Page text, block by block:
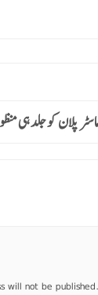
پلان کو جلد ہی
will not be published.